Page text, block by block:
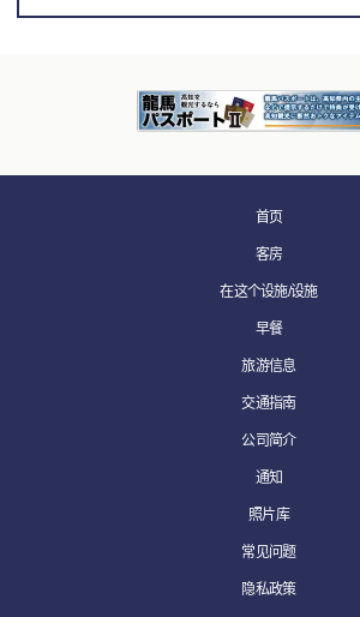
首页
客房
在这个设施/设施
早餐
旅游信息
交通指南
公司简介
通知
照片库
常见问题
隐私政策